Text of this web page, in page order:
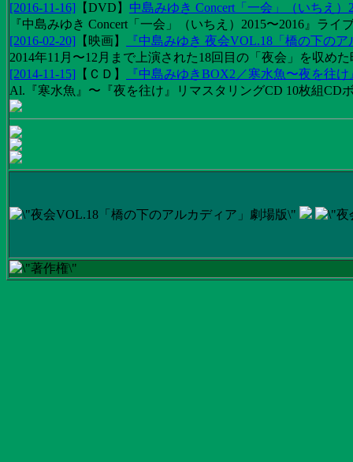
[2016-11-16] 【DVD 】 中島みゆき Concert「一会」（いちえ）
『中島みゆき Concert「一会」（いちえ）2015〜2016』ラ
[2016-02-20] 【 映画】
『中島みゆき 夜会VOL.18「橋の下の
2014年11月〜12月まで上演された18回目の「夜会」を収め
[2014-11-15] 【 ＣＤ 】
『中島みゆきBOX2／寒水魚〜夜を往
Al.『寒水魚』〜『夜を往け』リマスタリングCD 10枚組CD